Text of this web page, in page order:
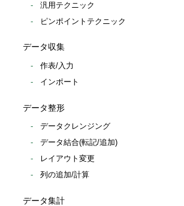
汎用テクニック
ピンポイントテクニック
データ収集
作表/入力
インポート
データ整形
データクレンジング
データ結合(転記/追加)
レイアウト変更
列の追加/計算
データ集計